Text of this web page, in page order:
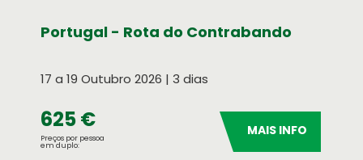
Portugal - Rota do Contrabando
17 a 19 Outubro 2026 | 3 dias
625 €
Preços por pessoa
em duplo:
MAIS INFO